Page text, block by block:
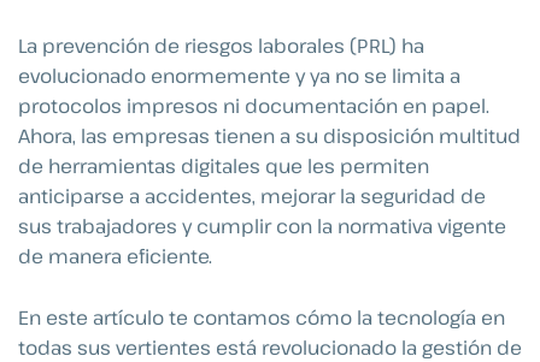
La prevención de riesgos laborales (PRL) ha
evolucionado enormemente y ya no se limita a
protocolos impresos ni documentación en papel.
Ahora, las empresas tienen a su disposición multitud
de herramientas digitales que les permiten
anticiparse a accidentes, mejorar la seguridad de
sus trabajadores y cumplir con la normativa vigente
de manera eficiente.
En este artículo te contamos cómo la tecnología en
todas sus vertientes está revolucionado la gestión de